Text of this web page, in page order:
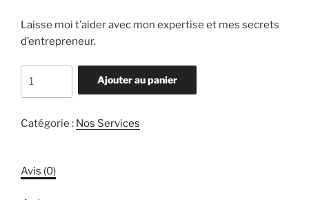
Laisse moi t’aider avec mon expertise et mes secrets
d’entrepreneur.
Ajouter au panier
Catégorie : Nos Services
Avis (0)